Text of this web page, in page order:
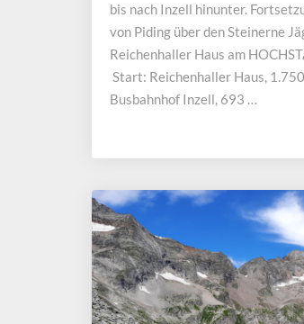
bis nach Inzell hinunter.
von Piding über den Steinerne
Reichenhaller Haus am
Start: Reichenhaller Haus,
Busbahnhof Inzell, 693 …